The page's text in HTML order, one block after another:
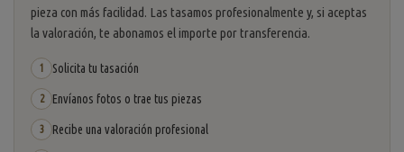
pieza con más facilidad. Las tasamos profesionalmente y, si aceptas
la valoración, te abonamos el importe por transferencia.
1 Solicita tu tasación
2 Envíanos fotos o trae tus piezas
3 Recibe una valoración profesional